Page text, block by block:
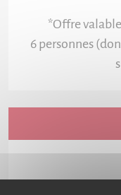
*Offre
6 personnes